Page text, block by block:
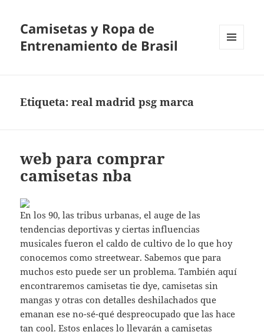
Camisetas y Ropa de
Entrenamiento de Brasil
Etiqueta:real madrid psg marca
web para comprar
camisetas nba
En los 90, las tribus urbanas, el auge de las
tendencias deportivas y ciertas influencias
musicales fueron el caldo de cultivo de lo que hoy
conocemos como streetwear. Sabemos que para
muchos esto puede ser un problema. También aquí
encontraremos camisetas tie dye, camisetas sin
mangas y otras con detalles deshilachados que
emanan ese no-sé-qué despreocupado que las hace
tan cool. Estos enlaces lo llevarán a camisetas